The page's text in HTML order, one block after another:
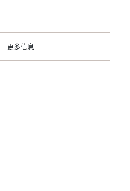
更多信息